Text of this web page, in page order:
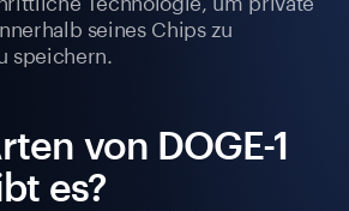
seines Chips zu
speichern.
von DOGE-1
es?